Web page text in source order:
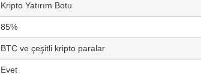
Kripto Yatırım Botu
85%
BTC ve çeşitli kripto paralar
Evet